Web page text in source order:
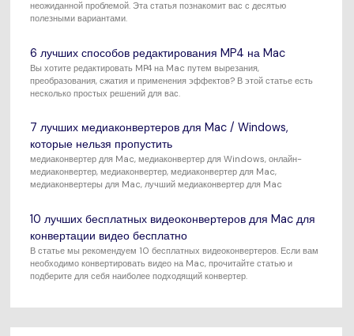
неожиданной проблемой. Эта статья познакомит вас с десятью
полезными вариантами.
6 лучших способов редактирования MP4 на Mac
Вы хотите редактировать MP4 на Mac путем вырезания,
преобразования, сжатия и применения эффектов? В этой статье есть
несколько простых решений для вас.
7 лучших медиаконвертеров для Mac / Windows,
которые нельзя пропустить
медиаконвертер для Mac, медиаконвертер для Windows, онлайн-
медиаконвертер, медиаконвертер, медиаконвертер для Mac,
медиаконвертеры для Mac, лучший медиаконвертер для Mac
10 лучших бесплатных видеоконвертеров для Mac для
конвертации видео бесплатно
В статье мы рекомендуем 10 бесплатных видеоконвертеров. Если вам
необходимо конвертировать видео на Mac, прочитайте статью и
подберите для себя наиболее подходящий конвертер.